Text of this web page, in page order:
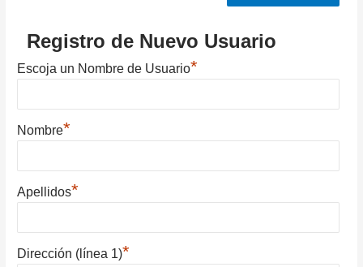
Registro de Nuevo Usuario
Escoja un Nombre de Usuario*
Nombre*
Apellidos*
Dirección (línea 1)*